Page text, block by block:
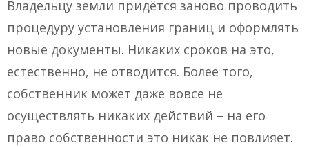
Владельцу земли придётся заново проводить
процедуру установления границ и оформлять
новые документы. Никаких сроков на это,
естественно, не отводится. Более того,
собственник может даже вовсе не
осуществлять никаких действий – на его
право собственности это никак не повлияет.